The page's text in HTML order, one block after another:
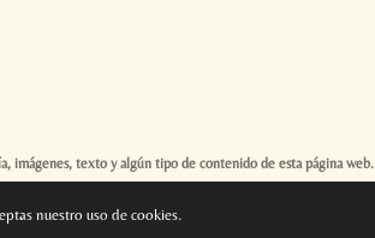
nuestro uso de cookies.
imágenes, texto y algún tipo de contenido de esta página web.